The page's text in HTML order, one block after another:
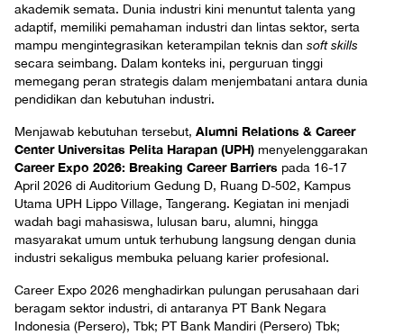
akademik semata. Dunia industri kini menuntut talenta yang
adaptif, memiliki pemahaman industri dan lintas sektor, serta
mampu mengintegrasikan keterampilan teknis dan soft skills
secara seimbang. Dalam konteks ini, perguruan tinggi
memegang peran strategis dalam menjembatani antara dunia
pendidikan dan kebutuhan industri.
Menjawab kebutuhan tersebut, Alumni Relations & Career
Center Universitas Pelita Harapan (UPH) menyelenggarakan
Career Expo 2026: Breaking Career Barriers pada 16-17
April 2026 di Auditorium Gedung D, Ruang D-502, Kampus
Utama UPH Lippo Village, Tangerang. Kegiatan ini menjadi
wadah bagi mahasiswa, lulusan baru, alumni, hingga
masyarakat umum untuk terhubung langsung dengan dunia
industri sekaligus membuka peluang karier profesional.
Career Expo 2026 menghadirkan pulungan perusahaan dari
beragam sektor industri, di antaranya PT Bank Negara
Indonesia (Persero), Tbk; PT Bank Mandiri (Persero) Tbk;